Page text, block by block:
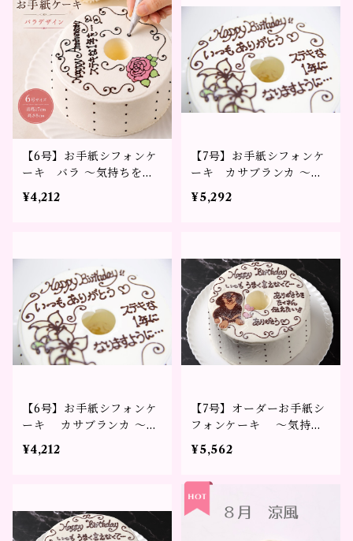
【6号】お手紙シフォンケ
ーキ バラ ～気持ちをか
たちに～
¥4,212
【7号】お手紙シフォンケ
ーキ カサブランカ ～気
持ちをかたちに～
¥5,292
【6号】お手紙シフォンケ
ーキ カサブランカ ～気
持ちをかたちに～
¥4,212
【7号】オーダーお手紙シ
フォンケーキ ～気持ち
をかたちに～※3日前まで
のご予約をお願い致しま
¥5,562